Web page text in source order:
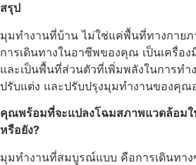
สรุป
มุมทำงานที่บ้าน ไม่ใช่แค่พื้นที่ทางกาย
การเดินทางในอาชีพของคุณ เป็นเครื่อง
และเป็นพื้นที่ส่วนตัวที่เพิ่มพลังในการทำ
ปรับแต่ง และปรับปรุงมุมทำงานของคุณ
คุณพร้อมที่จะแปลงโฉมสภาพแวดล้อม
หรือยัง?
มุมทำงานที่สมบูรณ์แบบ คือการเดินทา